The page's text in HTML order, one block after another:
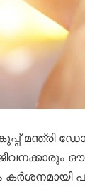
മന്ത്രി